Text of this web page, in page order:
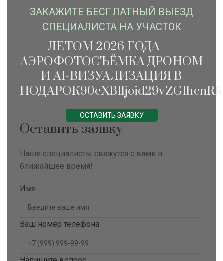
ЗАКАЖИTЕ БЕСПЛАТНЫЙ ВЫЕЗД
СПЕЦИАЛИСТА НА УЧАСТОК
ЛЕТОМ 2026 ГОДА —
АЭРОФОТОСЪЁМКА ДРОНОМ
И AI-ВИЗУАЛИЗАЦИЯ В
ОСТАВИТЬ ЗАЯВКУ
Оставить заявку
Наши специалисты свяжутся с вами в
ближайшее время!
Имя
Ваш номер телефона